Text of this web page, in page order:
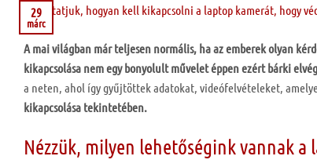
29
márc
A mai világban már teljesen normális, ha az emberek olyan
kikapcsolása nem egy bonyolult művelet éppen ezért bárki
a neten, ahol így gyűjtöttek adatokat, videófelvételeket,
kikapcsolása tekintetében.
Nézzük, milyen lehetőségink vannak